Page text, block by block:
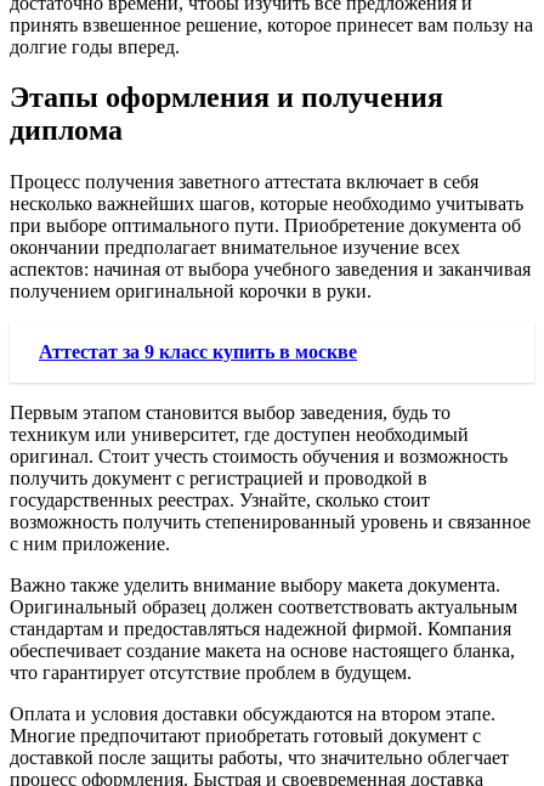
принять взвешенное решение, которое принесет вам пользу на
долгие годы вперед.
Этапы оформления и получения
диплома
Процесс получения заветного аттестата включает в себя
несколько важнейших шагов, которые необходимо учитывать
при выборе оптимального пути. Приобретение документа об
окончании предполагает внимательное изучение всех
аспектов: начиная от выбора учебного заведения и заканчивая
получением оригинальной корочки в руки.
Аттестат за 9 класс купить в москве
Первым этапом становится выбор заведения, будь то
техникум или университет, где доступен необходимый
оригинал. Стоит учесть стоимость обучения и возможность
получить документ с регистрацией и проводкой в
государственных реестрах. Узнайте, сколько стоит
возможность получить степенированный уровень и связанное
с ним приложение.
Важно также уделить внимание выбору макета документа.
Оригинальный образец должен соответствовать актуальным
стандартам и предоставляться надежной фирмой. Компания
обеспечивает создание макета на основе настоящего бланка,
что гарантирует отсутствие проблем в будущем.
Оплата и условия доставки обсуждаются на втором этапе.
Многие предпочитают приобретать готовый документ с
доставкой после защиты работы, что значительно облегчает
процесс оформления. Быстрая и своевременная доставка